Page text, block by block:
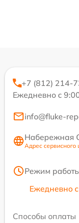
+7 (812) 214-
Ежедневно с
info@fluke-
Набережная
Адрес сервисного
Режим
Ежедневно
Способы оплаты